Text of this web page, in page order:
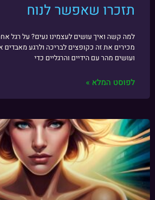
תזכרו שאפשר לנוח
למה קשה ואיך עושים לעצמינו נעים? על רגל
מכירים את זה כקופצים לבריכה ולרגע מאבדים
ועושים מהר עם הידיים והרגליים כדי
לפוסט המלא »